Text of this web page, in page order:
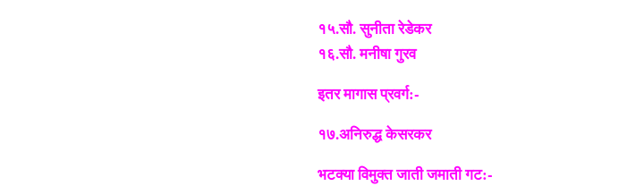
१५.सौ. सुनीता रेडेकर
१६.सौ. मनीषा गुरव
इतर मागास प्रवर्ग:-
१७.अनिरुद्ध केसरकर
भटक्या विमुक्त जाती जमाती गट:-